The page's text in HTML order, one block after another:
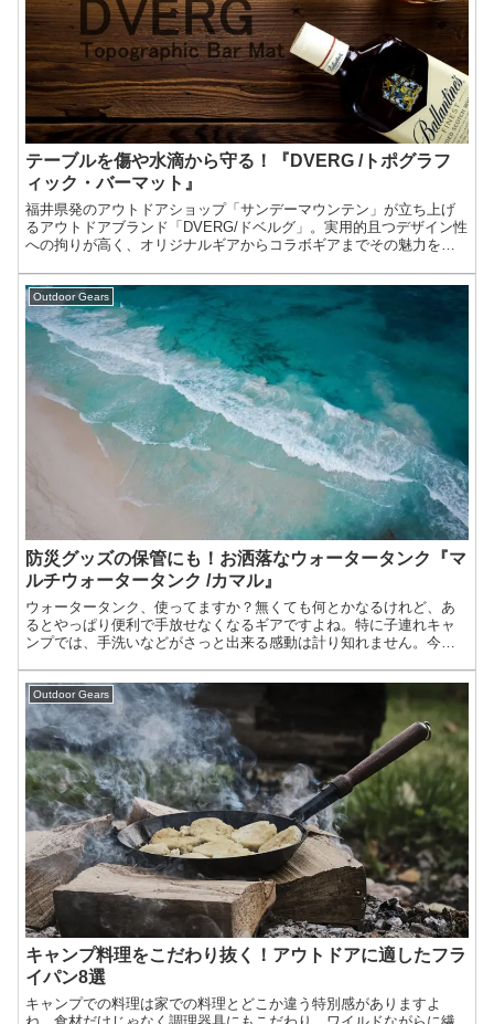
テーブルを傷や水滴から守る！『DVERG /トポグラフ
ィック・バーマット』
福井県発のアウトドアショップ「サンデーマウンテン」が立ち上げ
るアウトドアブランド「DVERG/ドベルグ」。実用的且つデザイン性
への拘りが高く、オリジナルギアからコラボギアまでその魅力を遺
段使いにも活用できるバーマットを紹介しましょう。
Outdoor Gears
防災グッズの保管にも！お洒落なウォータータンク『マ
ルチウォータータンク /カマル』
ウォータータンク、使ってますか？無くても何とかなるけれど、あ
るとやっぱり便利で手放せなくなるギアですよね。特に子連れキャ
ンプでは、手洗いなどがさっと出来る感動は計り知れません。今回
Outdoor Gears
キャンプ料理をこだわり抜く！アウトドアに適したフラ
イパン8選
キャンプでの料理は家での料理とどこか違う特別感がありますよ